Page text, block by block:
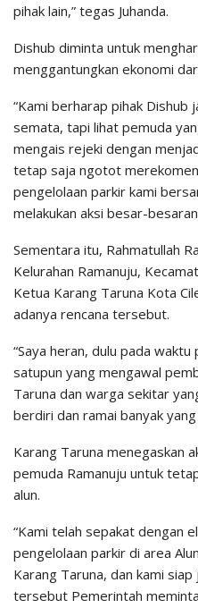
pihak lain,” tegas Juhanda.
Dishub diminta untuk
menggantungkan ekonomi
“Kami berharap pihak Dishub
semata, tapi lihat pemuda
mengais rejeki dengan
tetap saja ngotot
pengelolaan parkir kami
melakukan aksi besar-
Sementara itu, Rahmatullah
Kelurahan Ramanuju,
Ketua Karang Taruna Kota
adanya rencana tersebut.
“Saya heran, dulu pada
satupun yang mengawal
Taruna dan warga sekitar
berdiri dan ramai banyak
Karang Taruna menegaskan
pemuda Ramanuju untuk
alun.
“Kami telah sepakat dengan
pengelolaan parkir di area
Karang Taruna, dan kami
tersebut Pemerintah